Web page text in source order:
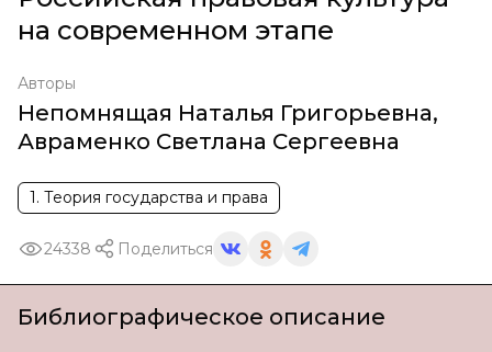
на современном этапе
Авторы
Непомнящая Наталья Григорьевна,
Авраменко Светлана Сергеевна
1. Теория государства и права
24338 Поделиться
Библиографическое описание